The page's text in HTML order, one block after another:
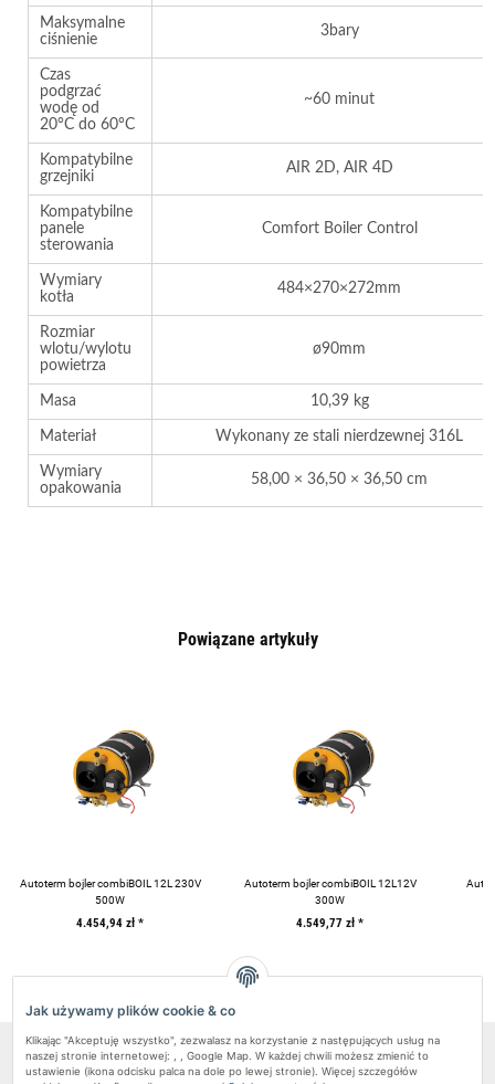
Maksymalne
ciśnienie
3bary
Czas
podgrzać
wodę od
20°C do 60°C
~60 minut
Kompatybilne
grzejniki
AIR 2D, AIR 4D
Kompatybilne
panele
sterowania
Comfort Boiler Control
Wymiary
kotła
484×270×272mm
Rozmiar
wlotu/wylotu
powietrza
ø90mm
Masa 10,39 kg
Materiał Wykonany ze stali nierdzewnej 316L
Wymiary
opakowania
58,00 × 36,50 × 36,50 cm
Powiązane artykuły
Autoterm bojler combiBOIL 12L 230V
500W
4.454,94 zł *
Autoterm bojler combiBOIL 12L12V
300W
4.549,77 zł *
Pundmann Sp.z o.o.
Jak używamy plików cookie & co
Klikając "Akceptuję wszystko", zezwalasz na korzystanie z następujących usług na
naszej stronie internetowej: , , Google Map. W każdej chwili możesz zmienić to
ustawienie (ikona odcisku palca na dole po lewej stronie). Więcej szczegółów